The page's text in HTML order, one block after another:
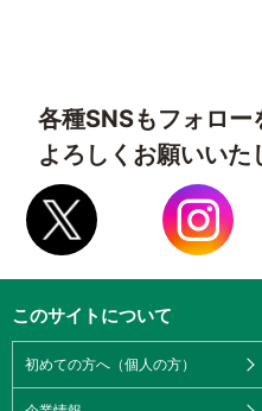
各種SNSもフォロー
よろしくお願いいた
このサイトについて
初めての方へ（個人の方）